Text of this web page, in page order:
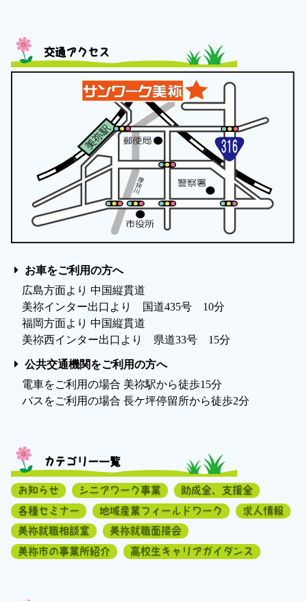
交通アクセス
お車をご利用の方へ
広島方面より 中国縦貫道
美祢インター出口より 国道435号 10分
福岡方面より 中国縦貫道
美祢西インター出口より 県道33号 15分
公共交通機関をご利用の方へ
電車をご利用の場合 美祢駅から徒歩15分
バスをご利用の場合 長ケ坪停留所から徒歩2分
カテゴリー一覧
お知らせ シニアワーク事業
助成金、支援金
各種セミナー
地域産業フィールドワーク
求人情報
美祢就職相談室
美祢就職面接会
美祢市の事業所紹介
高校生キャリアガイダンス